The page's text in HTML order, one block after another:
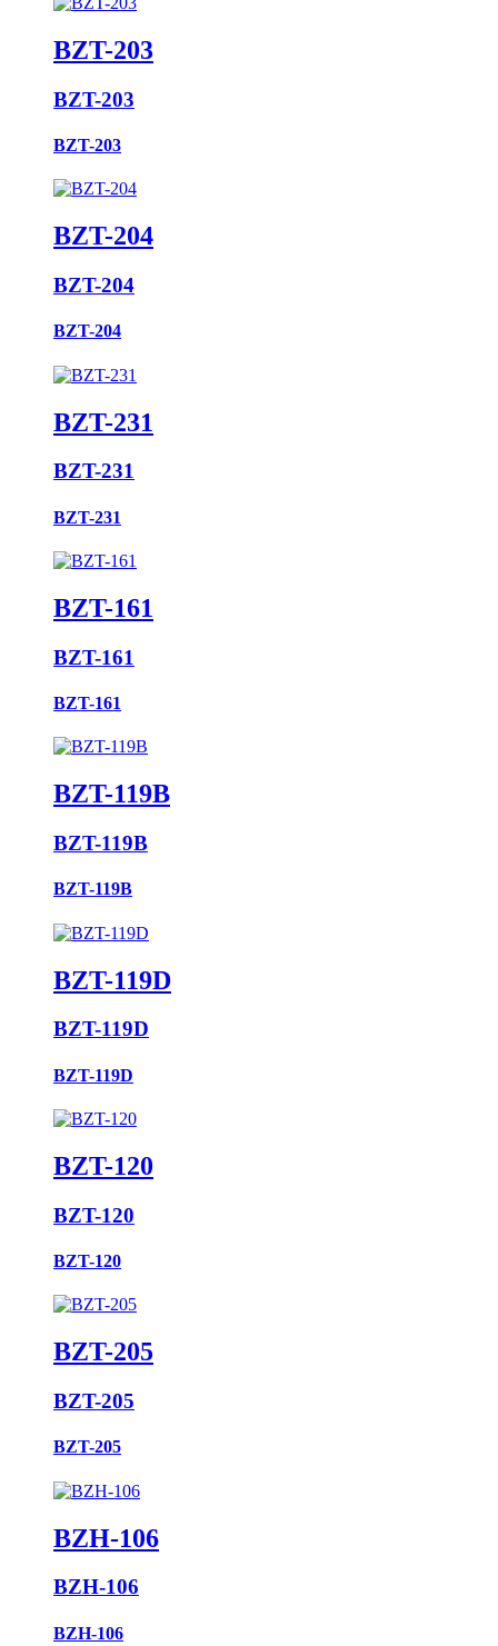
BZT-203
BZT-203
BZT-203
BZT-204
BZT-204
BZT-204
BZT-231
BZT-231
BZT-231
BZT-161
BZT-161
BZT-161
BZT-119B
BZT-119B
BZT-119B
BZT-119D
BZT-119D
BZT-119D
BZT-120
BZT-120
BZT-120
BZT-205
BZT-205
BZT-205
BZH-106
BZH-106
BZH-106